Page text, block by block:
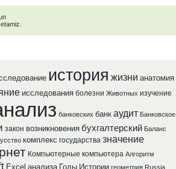
история жизни анатомия
исследования болезни Животных изучение
банковских банк аудит Банковское
закон возникновения бухгалтерский Баланс
комплекс государства значение
Компьютерные компьютера Алгоритм
Excel анализа Годы Истории геометрия Russia